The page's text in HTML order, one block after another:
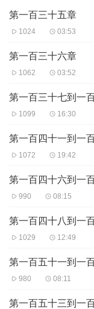
第一百三十五章
1024 03:53
第一百三十六章
1062 03:52
第一百三十七到一
1099 16:30
第一百四十一到一
1072 19:42
第一百四十六到一
990 08:15
第一百四十八到一
1029 12:49
第一百五十一到一
980 08:11
第一百五十三到一